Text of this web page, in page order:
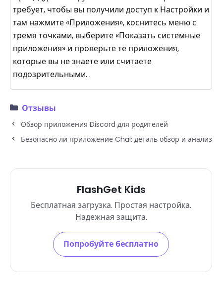
требует, чтобы вы получили доступ к Настройки и
там нажмите «Приложения», коснитесь меню с
тремя точками, выберите «Показать системные
приложения» и проверьте те приложения,
которые вы не знаете или считаете
подозрительными. .
Отзывы
Обзор приложения Discord для родителей
Безопасно ли приложение Chai: деталь обзор и анализ
FlashGet Kids
Бесплатная загрузка. Простая настройка.
Надежная защита.
Попробуйте бесплатно